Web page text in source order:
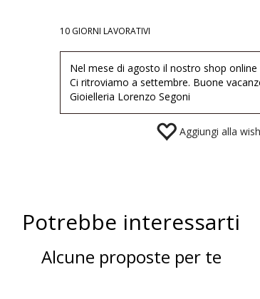
10 GIORNI LAVORATIVI
Nel mese di agosto il nostro shop online
Ci ritroviamo a settembre. Buone
Gioielleria Lorenzo Segoni
Aggiungi alla
Potrebbe interessarti
Alcune proposte per te